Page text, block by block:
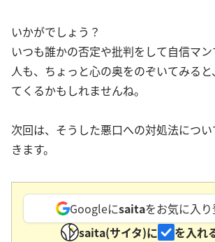
いかがでしょう？
いつも誰かの否定や批判をして自信マ
人も、ちょっと心の奥をのぞいてみる
てくるかもしれませんね。
次回は、そうした悪口への対処法につ
きます。
Googleにsaitaをお気に入
saita(サイタ)に
を入れ